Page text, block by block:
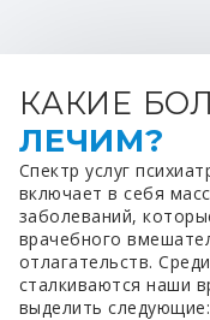
КАКИЕ
ЛЕЧИМ?
Спектр услуг
включает в себя
заболеваний,
врачебного
отлагательств.
сталкиваются наши
выделить следующие: